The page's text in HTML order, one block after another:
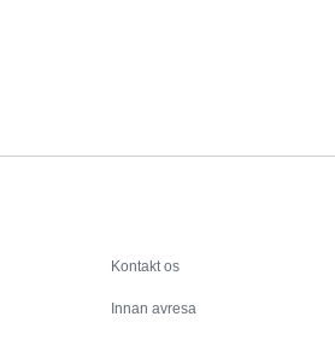
Kontakt os
Innan avresa